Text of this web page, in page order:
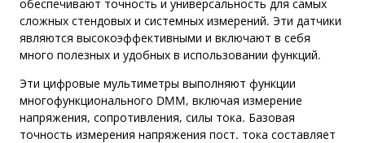
обеспечивают точность и универсальность для самых
сложных стендовых и системных измерений. Эти датчики
являются высокоэффективными и включают в себя
много полезных и удобных в использовании функций.
Эти цифровые мультиметры выполняют функции
многофункционального DMM, включая измерение
напряжения, сопротивления, силы тока. Базовая
точность измерения напряжения пост. тока составляет